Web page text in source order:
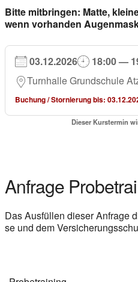
Bit­te mit­brin­gen: Mat­te,
wenn vor­han­den
03.12.2026
18:00 —
Turn­hal­le Grund­schu­le
Buchung / Stor­nie­rung bis:
Die­ser Kurs­ter­min
Anfra­ge
Das Aus­fül­len die­ser Anfra­ge
se und dem